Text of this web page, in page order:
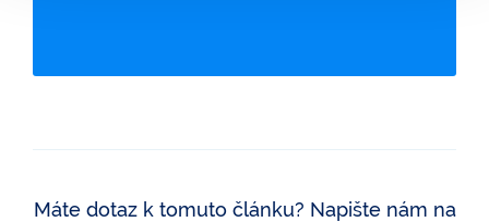
Máte dotaz k tomuto článku? Napište nám na